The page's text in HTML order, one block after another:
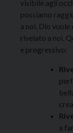
visibile agli
possiamo
a noi. Dio vuole
rivelato a noi.
e progressivo:
a